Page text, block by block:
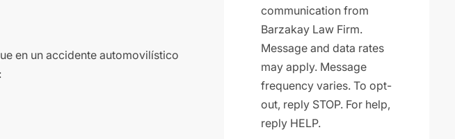
en un accidente automovilístico
communication from
Barzakay Law Firm.
Message and data rates
may apply. Message
frequency varies. To opt-
out, reply STOP. For help,
reply HELP.